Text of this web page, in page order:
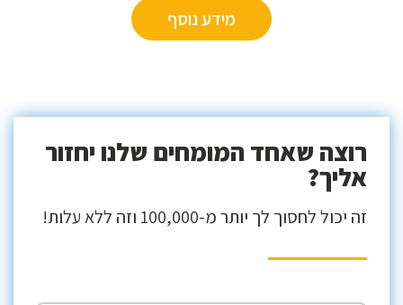
מידע נוסף
רוצה שאחד המומחים שלנו יחזור
אליך?
זה יכול לחסוך לך יותר מ-100,000 וזה ללא עלות!